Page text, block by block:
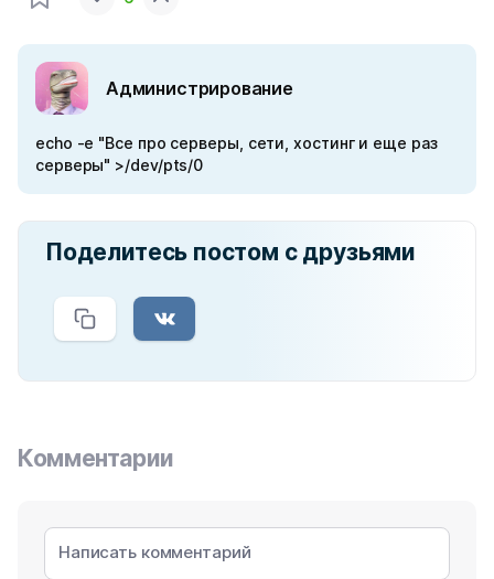
Администрирование
echo -e "Все про серверы, сети, хостинг и еще раз
серверы" >/dev/pts/0
Поделитесь постом с друзьями
Комментарии